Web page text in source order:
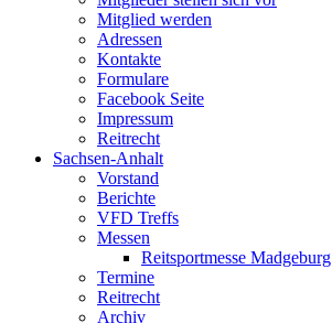
Mitglied werden
Adressen
Kontakte
Formulare
Facebook Seite
Impressum
Reitrecht
Sachsen-Anhalt
Vorstand
Berichte
VFD Treffs
Messen
Reitsportmesse Madgeburg
Termine
Reitrecht
Archiv